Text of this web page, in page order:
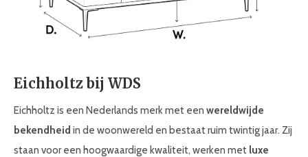
Eichholtz bij WDS
Eichholtz is een Nederlands merk met een wereldwijde
bekendheid in de woonwereld en bestaat ruim twintig jaar. Zij
staan voor een hoogwaardige kwaliteit, werken met luxe